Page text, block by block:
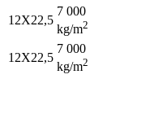
12X22,5
7 000
kg/m2
12X22,5
7 000
kg/m2